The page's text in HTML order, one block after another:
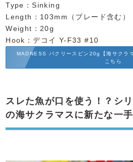
Type：Sinking
Length：103mm（ブレード含む）
Weight：20g
Hook：デコイ Y-F33 #10
MADNESS バクリースピン20g【海サクラ
こちら
スレた魚が口を使う！？シ
の海サクラマスに新たな一手